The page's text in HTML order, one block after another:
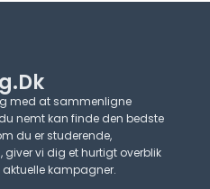
med at sammenligne
nemt kan finde den bedste
du er studerende,
vi dig et hurtigt overblik
kampagner.​